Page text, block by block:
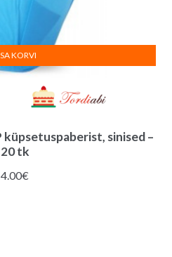
sinised –
20 tk
4.00€
KORVI